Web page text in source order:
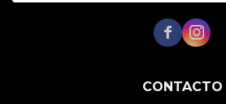
CONTACTO
 